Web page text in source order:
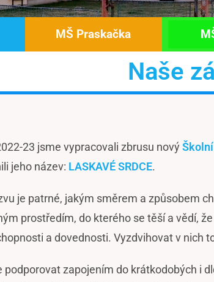
MŠ Praskačka
Naše
23 jsme vypracovali zbrusu nový
jeho název: LASKAVÉ SRDCE.
je patrné, jakým směrem a způsobem
prostředím, do kterého se těší a vědí,
a dovednosti. Vyzdvihovat v nich
podporovat zapojením do krátkodobých i